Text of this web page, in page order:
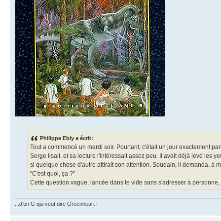
Philippe Ebly a écrit:
Tout a commencé un mardi soir. Pourtant, c'était un jour exactement
Serge lisait, et sa lecture l'intéressait assez peu. Il avait déjà levé les
si quelque chose d'autre attirait son attention. Soudain, il demanda, à
"C'est quoi, ça ?"
Cette question vague, lancée dans le vide sans s'adresser à
...d'un G qui veut dire Greenheart !